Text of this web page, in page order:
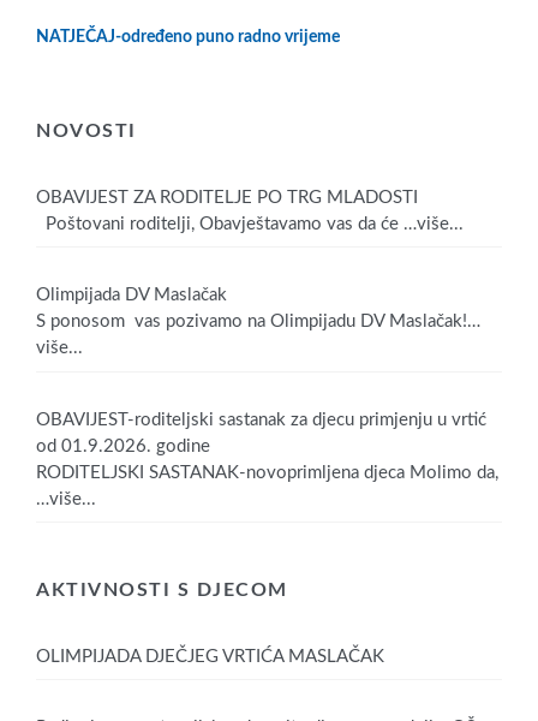
NATJEČAJ-određeno puno radno vrijeme
NOVOSTI
OBAVIJEST ZA RODITELJE PO TRG MLADOSTI
Poštovani roditelji, Obavještavamo vas da će …više...
Olimpijada DV Maslačak
S ponosom vas pozivamo na Olimpijadu DV Maslačak!…
više...
OBAVIJEST-roditeljski sastanak za djecu primjenju u vrtić
od 01.9.2026. godine
RODITELJSKI SASTANAK-novoprimljena djeca Molimo da,
…više...
AKTIVNOSTI S DJECOM
OLIMPIJADA DJEČJEG VRTIĆA MASLAČAK